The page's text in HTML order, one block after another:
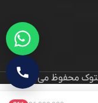
محفوظ می‌باشد